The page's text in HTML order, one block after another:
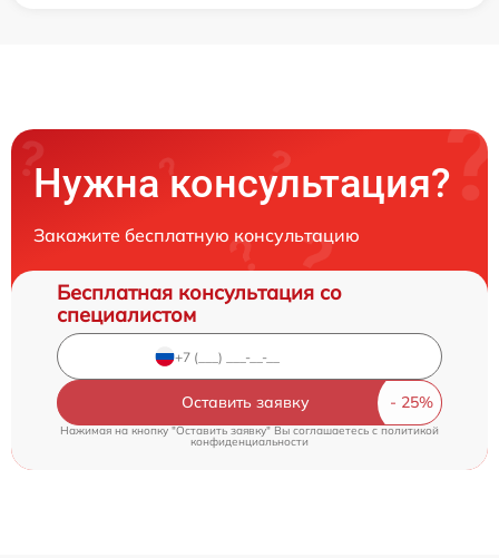
Нужна консультация?
Закажите бесплатную консультацию
Бесплатная консультация со
специалистом
Оставить заявку
Нажимая на кнопку "Оставить заявку" Вы соглашаетесь cполитикой
конфиденциальности